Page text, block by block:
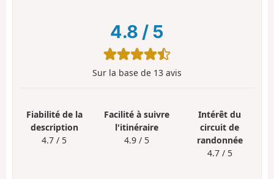
4.8 / 5
Sur la base de 13 avis
Fiabilité de la
description
4.7 / 5
Facilité à suivre
l'itinéraire
4.9 / 5
Intérêt du
circuit de
randonnée
4.7 / 5